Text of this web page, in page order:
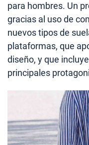
para hombres. Un
gracias al uso de
nuevos tipos de
plataformas, que
diseño, y que
principales